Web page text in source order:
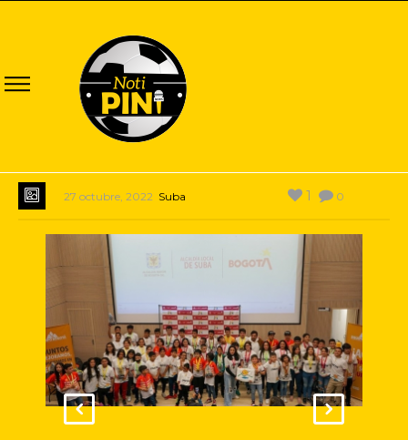
27 octubre, 2022 Suba 0
1